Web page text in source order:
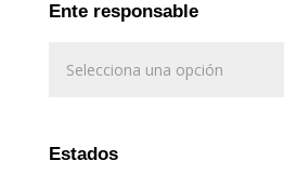
Ente responsable
Estados